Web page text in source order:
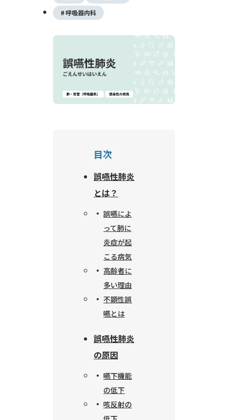
呼吸器内科
目次
誤嚥性肺炎
とは？
誤嚥によ
って肺に
炎症が起
こる病気
高齢者に
多い理由
不顕性誤
嚥とは
誤嚥性肺炎
の原因
嚥下機能
の低下
咳反射の